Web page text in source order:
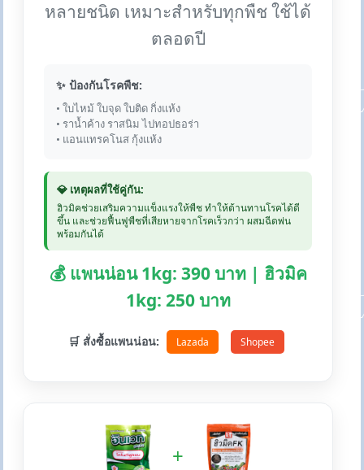
หลายชนิด เหมาะสำหรับทุกพืช ใช้ได้
ตลอดปี
✨ ป้องกันโรคพืช:
• ใบไหม้ ใบจุด ใบติด กิ่งแห้ง
• ราน้ำค้าง ราสนิม ไปทอปธอร่า
• แอนแทรคโนส กุ้งแห้ง
💎 เหตุผลที่ใช้คู่กัน:
ฮิวมิคช่วยเสริมความแข็งแรงให้พืช ทำให้ต้านทานโรคได้ดี
ขึ้น และช่วยฟื้นฟูพืชที่เสียหายจากโรคเร็วกว่า ผสมฉีดพ่น
พร้อมกันได้
💰 แพนน่อน 1kg: 390 บาท | ฮิวมิค
1kg: 250 บาท
🛒 สั่งซื้อแพนน่อน: Lazada Shopee
+